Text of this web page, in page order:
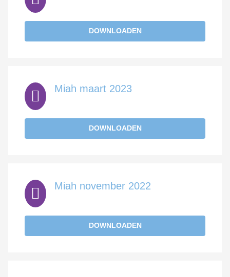
DOWNLOADEN
Miah maart 2023
DOWNLOADEN
Miah november 2022
DOWNLOADEN